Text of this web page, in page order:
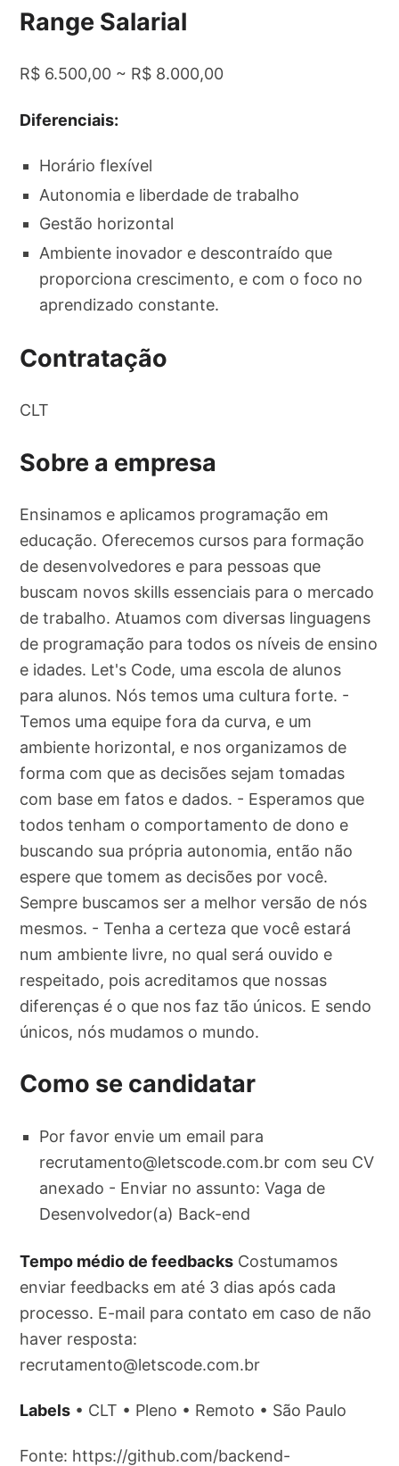
Range Salarial
R$ 6.500,00 ~ R$ 8.000,00
Diferenciais:
Horário flexível
Autonomia e liberdade de trabalho
Gestão horizontal
Ambiente inovador e descontraído que
proporciona crescimento, e com o foco no
aprendizado constante.
Contratação
CLT
Sobre a empresa
Ensinamos e aplicamos programação em
educação. Oferecemos cursos para formação
de desenvolvedores e para pessoas que
buscam novos skills essenciais para o mercado
de trabalho. Atuamos com diversas linguagens
de programação para todos os níveis de ensino
e idades. Let's Code, uma escola de alunos
para alunos. Nós temos uma cultura forte. -
Temos uma equipe fora da curva, e um
ambiente horizontal, e nos organizamos de
forma com que as decisões sejam tomadas
com base em fatos e dados. - Esperamos que
todos tenham o comportamento de dono e
buscando sua própria autonomia, então não
espere que tomem as decisões por você.
Sempre buscamos ser a melhor versão de nós
mesmos. - Tenha a certeza que você estará
num ambiente livre, no qual será ouvido e
respeitado, pois acreditamos que nossas
diferenças é o que nos faz tão únicos. E sendo
únicos, nós mudamos o mundo.
Como se candidatar
Por favor envie um email para
recrutamento@letscode.com.br com seu CV
anexado - Enviar no assunto: Vaga de
Desenvolvedor(a) Back-end
Tempo médio de feedbacks Costumamos
enviar feedbacks em até 3 dias após cada
processo. E-mail para contato em caso de não
haver resposta:
recrutamento@letscode.com.br
Labels • CLT • Pleno • Remoto • São Paulo
Fonte: https://github.com/backend-